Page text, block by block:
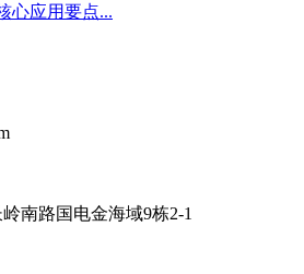
心应用要点...
南路国电金海域9栋2-1